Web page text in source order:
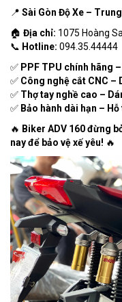
📍 Sài Gòn Độ Xe –
🏠 Địa chỉ: 1075 Hoàng
📞 Hotline: 094.35.44444
✅ PPF TPU chính hãng
✅ Công nghệ cắt CNC –
✅ Thợ tay nghề cao –
✅ Bảo hành dài hạn –
🔥 Biker ADV 160 đừng
nay để bảo vệ xế yêu! 🔥